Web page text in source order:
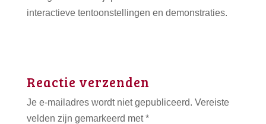
interactieve tentoonstellingen en demonstraties.
Reactie verzenden
Je e-mailadres wordt niet gepubliceerd. Vereiste
velden zijn gemarkeerd met*